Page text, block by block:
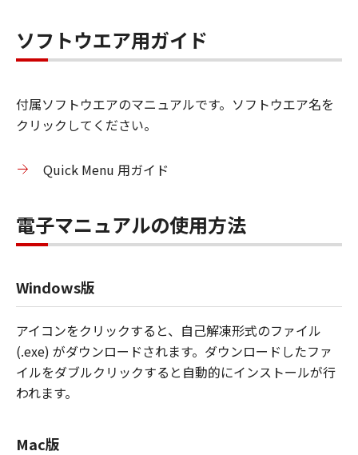
ソフトウエア用ガイド
付属ソフトウエアのマニュアルです。ソフトウエア名を
クリックしてください。
Quick Menu 用ガイド
電子マニュアルの使用方法
Windows版
アイコンをクリックすると、自己解凍形式のファイル
(.exe) がダウンロードされます。ダウンロードしたファ
イルをダブルクリックすると自動的にインストールが行
われます。
Mac版